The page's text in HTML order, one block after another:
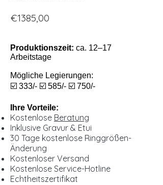
€1385,00
Produktionszeit: ca. 12–17
Arbeitstage
Mögliche Legierungen:
☑️ 333/- ☑️ 585/- ☑️ 750/-
Ihre Vorteile:
Kostenlose Beratung
Inklusive Gravur & Etui
30 Tage kostenlose Ringgrößen-
Änderung
Kostenloser Versand
Kostenlose Service-Hotline
Echtheitszertifikat